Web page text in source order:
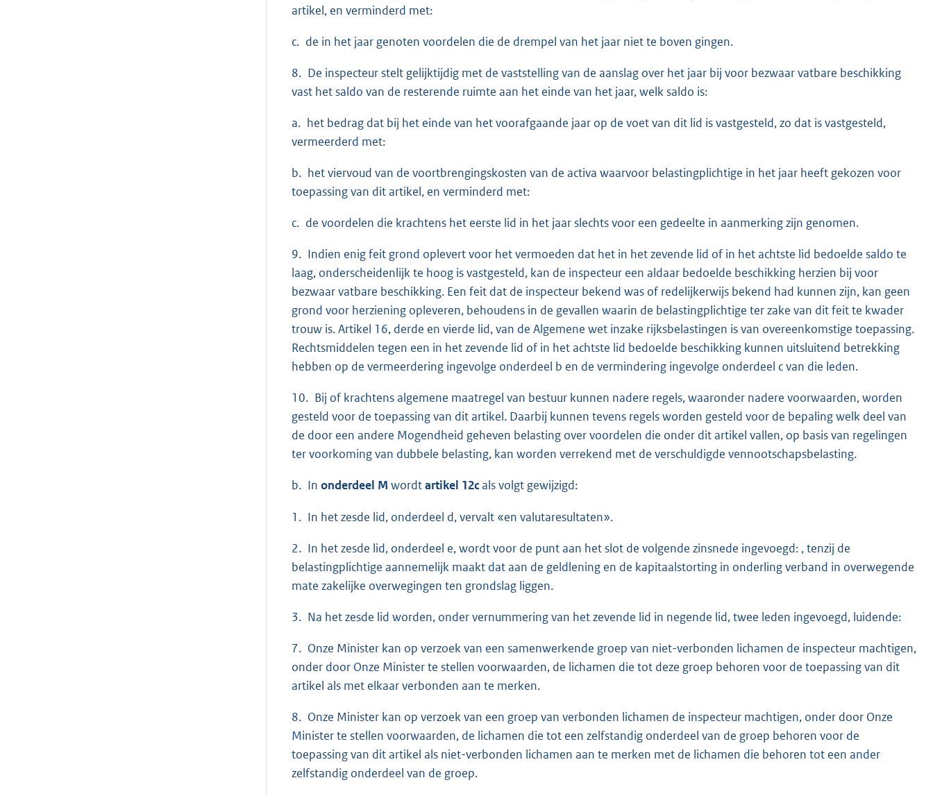
artikel, en verminderd met:
c. de in het jaar genoten voordelen die de drempel van het jaar niet te boven gingen.
8. De inspecteur stelt gelijktijdig met de vaststelling van de aanslag over het jaar bij voor bezwaar vatbare beschikking
vast het saldo van de resterende ruimte aan het einde van het jaar, welk saldo is:
a. het bedrag dat bij het einde van het voorafgaande jaar op de voet van dit lid is vastgesteld, zo dat is vastgesteld,
vermeerderd met:
b. het viervoud van de voortbrengingskosten van de activa waarvoor belastingplichtige in het jaar heeft gekozen voor
toepassing van dit artikel, en verminderd met:
c. de voordelen die krachtens het eerste lid in het jaar slechts voor een gedeelte in aanmerking zijn genomen.
9. Indien enig feit grond oplevert voor het vermoeden dat het in het zevende lid of in het achtste lid bedoelde saldo te
laag, onderscheidenlijk te hoog is vastgesteld, kan de inspecteur een aldaar bedoelde beschikking herzien bij voor
bezwaar vatbare beschikking. Een feit dat de inspecteur bekend was of redelijkerwijs bekend had kunnen zijn, kan geen
grond voor herziening opleveren, behoudens in de gevallen waarin de belastingplichtige ter zake van dit feit te kwader
trouw is. Artikel 16, derde en vierde lid, van de Algemene wet inzake rijksbelastingen is van overeenkomstige toepassing.
Rechtsmiddelen tegen een in het zevende lid of in het achtste lid bedoelde beschikking kunnen uitsluitend betrekking
hebben op de vermeerdering ingevolge onderdeel b en de vermindering ingevolge onderdeel c van die leden.
10. Bij of krachtens algemene maatregel van bestuur kunnen nadere regels, waaronder nadere voorwaarden, worden
gesteld voor de toepassing van dit artikel. Daarbij kunnen tevens regels worden gesteld voor de bepaling welk deel van
de door een andere Mogendheid geheven belasting over voordelen die onder dit artikel vallen, op basis van regelingen
ter voorkoming van dubbele belasting, kan worden verrekend met de verschuldigde vennootschapsbelasting.
b. In onderdeel M wordtartikel 12cals volgt gewijzigd:
1. In het zesde lid, onderdeel d, vervalt «en valutaresultaten».
2. In het zesde lid, onderdeel e, wordt voor de punt aan het slot de volgende zinsnede ingevoegd: , tenzij de
belastingplichtige aannemelijk maakt dat aan de geldlening en de kapitaalstorting in onderling verband in overwegende
mate zakelijke overwegingen ten grondslag liggen.
3. Na het zesde lid worden, onder vernummering van het zevende lid in negende lid, twee leden ingevoegd, luidende:
7. Onze Minister kan op verzoek van een samenwerkende groep van niet-verbonden lichamen de inspecteur machtigen,
onder door Onze Minister te stellen voorwaarden, de lichamen die tot deze groep behoren voor de toepassing van dit
artikel als met elkaar verbonden aan te merken.
8. Onze Minister kan op verzoek van een groep van verbonden lichamen de inspecteur machtigen, onder door Onze
Minister te stellen voorwaarden, de lichamen die tot een zelfstandig onderdeel van de groep behoren voor de
toepassing van dit artikel als niet-verbonden lichamen aan te merken met de lichamen die behoren tot een ander
zelfstandig onderdeel van de groep.